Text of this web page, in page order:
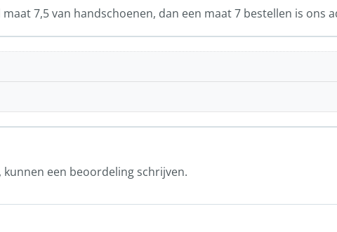
7,5 van handschoenen, dan een maat 7 bestellen is ons
een beoordeling schrijven.